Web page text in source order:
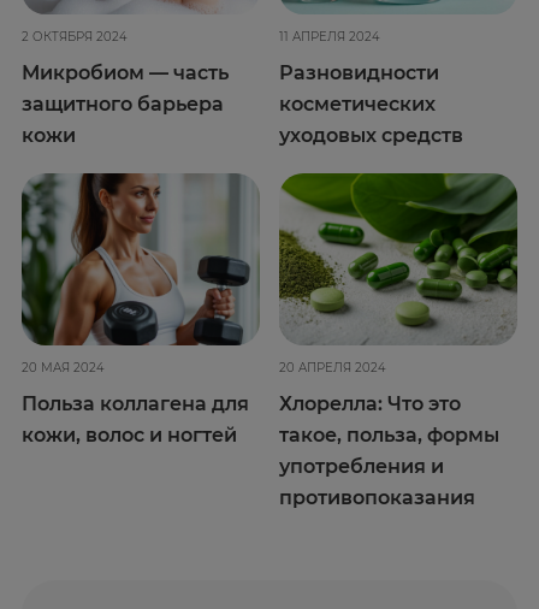
2 ОКТЯБРЯ 2024
Микробиом — часть
защитного барьера
кожи
11 АПРЕЛЯ 2024
Разновидности
косметических
уходовых средств
20 МАЯ 2024
Польза коллагена для
кожи, волос и ногтей
20 АПРЕЛЯ 2024
Хлорелла: Что это
такое, польза, формы
употребления и
противопоказания